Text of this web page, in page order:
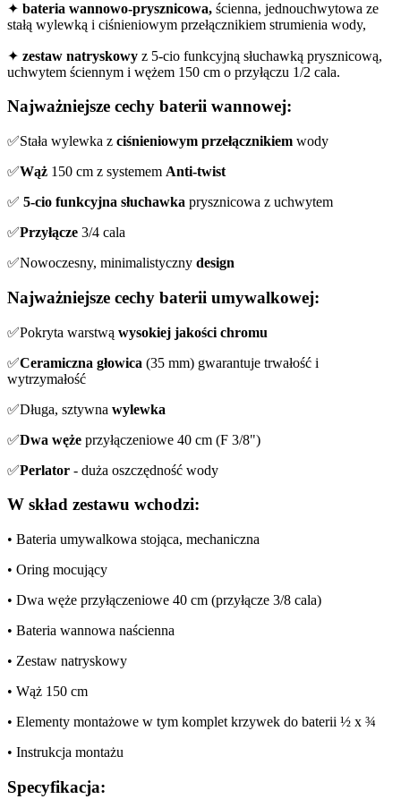
✦ bateria wannowo-prysznicowa, ścienna, jednouchwytowa ze
stałą wylewką i ciśnieniowym przełącznikiem strumienia wody,
✦ zestaw natryskowy z 5-cio funkcyjną słuchawką prysznicową,
uchwytem ściennym i wężem 150 cm o przyłączu 1/2 cala.
Najważniejsze cechy baterii wannowej:
✅Stała wylewka z ciśnieniowym przełącznikiem wody
✅Wąż 150 cm z systemem Anti-twist
✅ 5-cio funkcyjna słuchawka prysznicowa z uchwytem
✅Przyłącze 3/4 cala
✅Nowoczesny, minimalistyczny design
Najważniejsze cechy baterii umywalkowej:
✅Pokryta warstwą wysokiej jakości chromu
✅Ceramiczna głowica (35 mm) gwarantuje trwałość i
wytrzymałość
✅Długa, sztywna wylewka
✅Dwa węże przyłączeniowe 40 cm (F 3/8")
✅Perlator - duża oszczędność wody
W skład zestawu wchodzi:
• Bateria umywalkowa stojąca, mechaniczna
• Oring mocujący
• Dwa węże przyłączeniowe 40 cm (przyłącze 3/8 cala)
• Bateria wannowa naścienna
• Zestaw natryskowy
• Wąż 150 cm
• Elementy montażowe w tym komplet krzywek do baterii ½ x ¾
• Instrukcja montażu
Specyfikacja: